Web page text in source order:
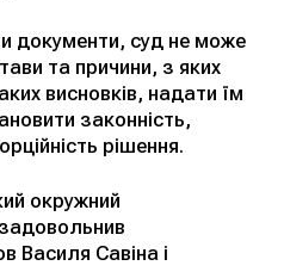
документи, суд не може
та причини, з яких
висновків, надати їм
законність,
рішення.
окружний
Василя Савіна і